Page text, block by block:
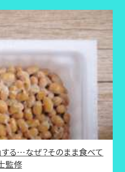
する…なぜ？そのまま食べて
監修